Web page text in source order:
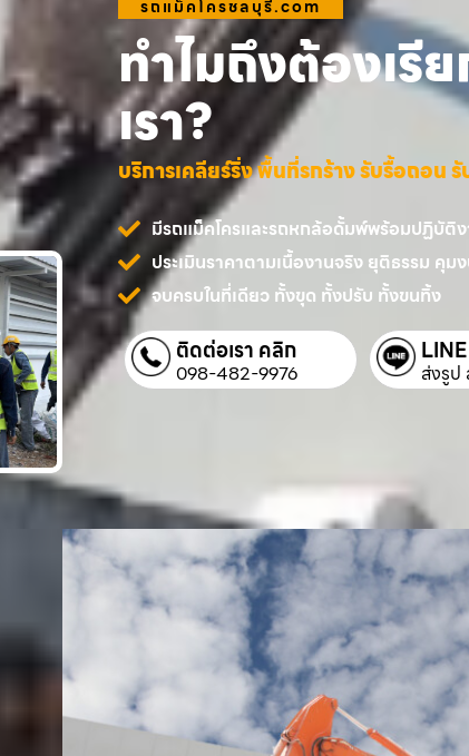
รถแม็คโครชลบุรี.com
ทำไมถึงต้องเรี
เรา?
บริการเคลียร์ริ่ง พื้นที่รกร้าง รับรื้อถอน
มีรถแม็คโครและรถหกล้อดั้มพ์พร้อมปฏิบัติ
ประเมินราคาตามเนื้องานจริง ยุติธรรม คุม
จบครบในที่เดียว ทั้งขุด ทั้งปรับ ทั้งขนทิ้ง
ติดต่อเรา คลิก
098-482-9976
LINE
ส่งรูป